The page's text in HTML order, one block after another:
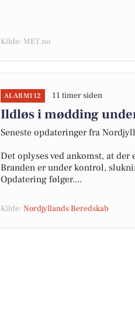
Kilde: MET.no
ALARM112 11 timer siden
Ildløs i mødding
Seneste opdateringer fra
Det oplyses ved ankomst, at
Branden er under kontrol,
Opdatering følger....
Kilde: Nordjyllands Beredskab